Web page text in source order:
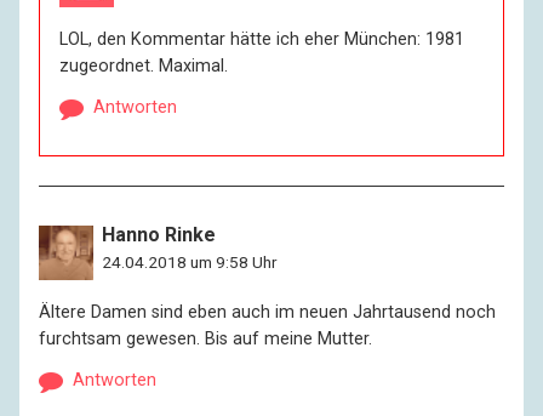
LOL, den Kommentar hätte ich eher München: 1981
zugeordnet. Maximal.
Antworten
Hanno Rinke
24.04.2018 um 9:58 Uhr
Ältere Damen sind eben auch im neuen Jahrtausend noch
furchtsam gewesen. Bis auf meine Mutter.
Antworten